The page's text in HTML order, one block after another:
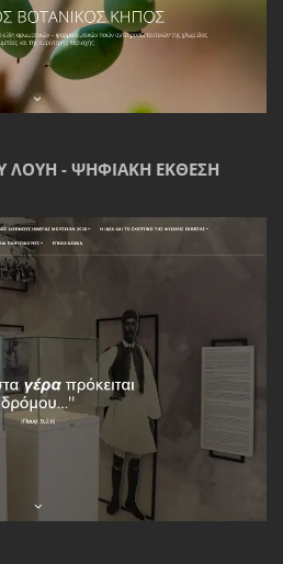
ΛΟΎΗ - ΨΗΦΙΑΚΉ ΈΚΘΕΣΗ